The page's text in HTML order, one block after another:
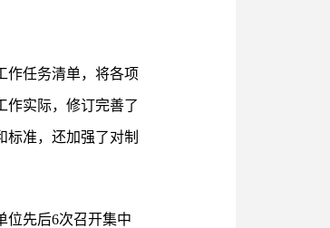
作任务清单，将各项
作实际，修订完善了
标准，还加强了对制
位先后6次召开集中